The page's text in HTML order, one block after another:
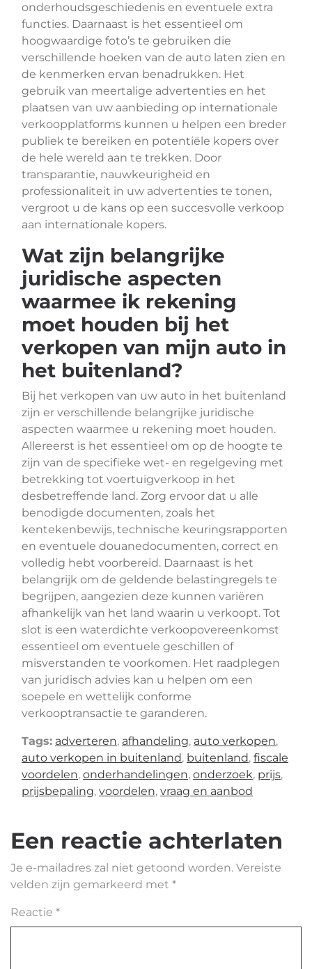
onderhoudsgeschiedenis en eventuele extra
functies. Daarnaast is het essentieel om
hoogwaardige foto’s te gebruiken die
verschillende hoeken van de auto laten zien en
de kenmerken ervan benadrukken. Het
gebruik van meertalige advertenties en het
plaatsen van uw aanbieding op internationale
verkoopplatforms kunnen u helpen een breder
publiek te bereiken en potentiële kopers over
de hele wereld aan te trekken. Door
transparantie, nauwkeurigheid en
professionaliteit in uw advertenties te tonen,
vergroot u de kans op een succesvolle verkoop
aan internationale kopers.
Wat zijn belangrijke
juridische aspecten
waarmee ik rekening
moet houden bij het
verkopen van mijn auto in
het buitenland?
Bij het verkopen van uw auto in het buitenland
zijn er verschillende belangrijke juridische
aspecten waarmee u rekening moet houden.
Allereerst is het essentieel om op de hoogte te
zijn van de specifieke wet- en regelgeving met
betrekking tot voertuigverkoop in het
desbetreffende land. Zorg ervoor dat u alle
benodigde documenten, zoals het
kentekenbewijs, technische keuringsrapporten
en eventuele douanedocumenten, correct en
volledig hebt voorbereid. Daarnaast is het
belangrijk om de geldende belastingregels te
begrijpen, aangezien deze kunnen variëren
afhankelijk van het land waarin u verkoopt. Tot
slot is een waterdichte verkoopovereenkomst
essentieel om eventuele geschillen of
misverstanden te voorkomen. Het raadplegen
van juridisch advies kan u helpen om een
soepele en wettelijk conforme
verkooptransactie te garanderen.
Tags: adverteren, afhandeling, auto verkopen,
auto verkopen in buitenland, buitenland, fiscale
voordelen, onderhandelingen, onderzoek, prijs,
prijsbepaling, voordelen, vraag en aanbod
Een reactie achterlaten
Je e-mailadres zal niet getoond worden. Vereiste
velden zijn gemarkeerd met *
Reactie *